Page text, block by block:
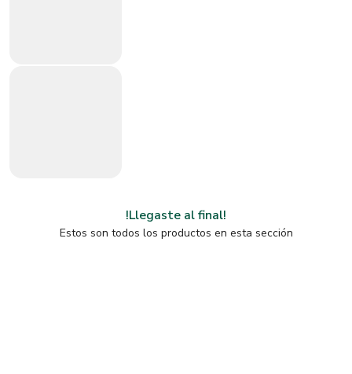
!Llegaste al final!
Estos son todos los productos en esta sección